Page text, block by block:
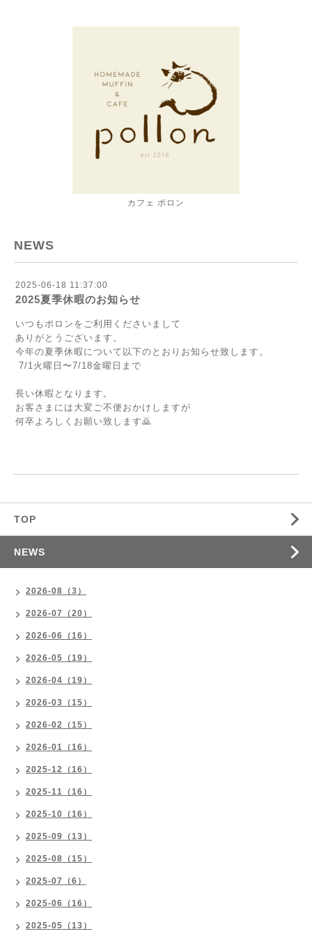
カフェ ポロン
NEWS
2025-06-18 11:37:00
2025夏季休暇のお知らせ
いつもポロンをご利用くださいまして
ありがとうございます。
今年の夏季休暇について以下のとおりお知らせ致します。
7/1火曜日〜7/18金曜日まで
長い休暇となります。
お客さまには大変ご不便おかけしますが
何卒よろしくお願い致します🙇
TOP
NEWS
2026-08（3）
2026-07（20）
2026-06（16）
2026-05（19）
2026-04（19）
2026-03（15）
2026-02（15）
2026-01（16）
2025-12（16）
2025-11（16）
2025-10（16）
2025-09（13）
2025-08（15）
2025-07（6）
2025-06（16）
2025-05（13）